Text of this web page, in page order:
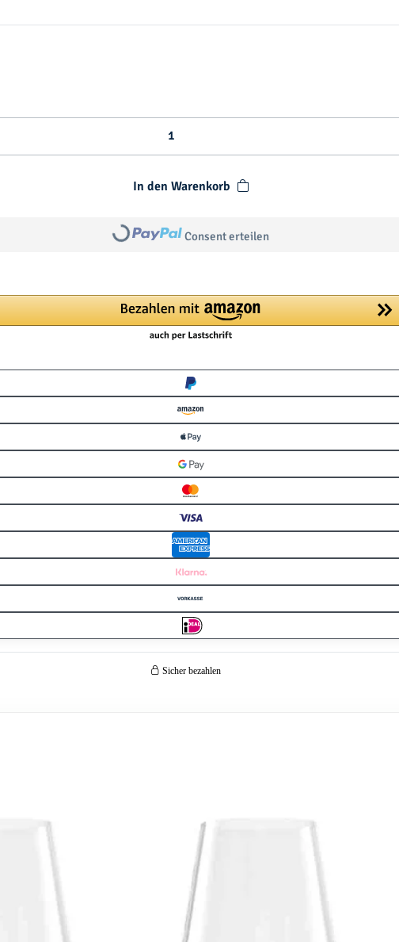
In den Warenkorb
Loading... Consent erteilen
Sicher bezahlen